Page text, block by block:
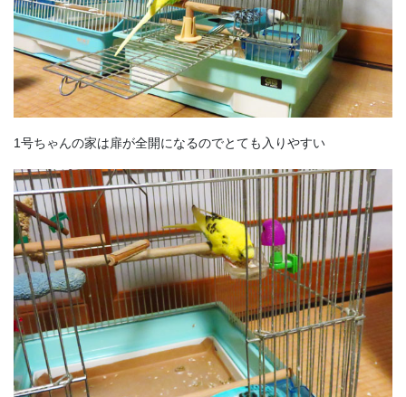
1号ちゃんの家は扉が全開になるのでとても入りやすい